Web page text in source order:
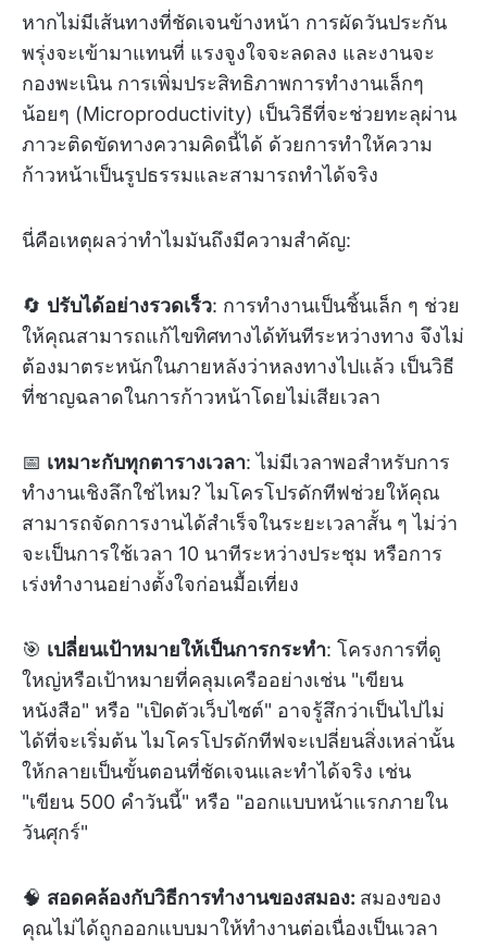
หากไม่มีเส้นทางที่ชัดเจนข้างหน้า การผัดวันประกัน
พรุ่งจะเข้ามาแทนที่ แรงจูงใจจะลดลง และงานจะ
กองพะเนิน การเพิ่มประสิทธิภาพการทำงานเล็กๆ
น้อยๆ (Microproductivity) เป็นวิธีที่จะช่วยทะลุผ่าน
ภาวะติดขัดทางความคิดนี้ได้ ด้วยการทำให้ความ
ก้าวหน้าเป็นรูปธรรมและสามารถทำได้จริง
นี่คือเหตุผลว่าทำไมมันถึงมีความสำคัญ:
🔄 ปรับได้อย่างรวดเร็ว: การทำงานเป็นชิ้นเล็ก ๆ ช่วย
ให้คุณสามารถแก้ไขทิศทางได้ทันทีระหว่างทาง จึงไม่
ต้องมาตระหนักในภายหลังว่าหลงทางไปแล้ว เป็นวิธี
ที่ชาญฉลาดในการก้าวหน้าโดยไม่เสียเวลา
📅 เหมาะกับทุกตารางเวลา: ไม่มีเวลาพอสำหรับการ
ทำงานเชิงลึกใช่ไหม? ไมโครโปรดักทีฟช่วยให้คุณ
สามารถจัดการงานได้สำเร็จในระยะเวลาสั้น ๆ ไม่ว่า
จะเป็นการใช้เวลา 10 นาทีระหว่างประชุม หรือการ
เร่งทำงานอย่างตั้งใจก่อนมื้อเที่ยง
🎯 เปลี่ยนเป้าหมายให้เป็นการกระทำ: โครงการที่ดู
ใหญ่หรือเป้าหมายที่คลุมเครืออย่างเช่น "เขียน
หนังสือ" หรือ "เปิดตัวเว็บไซต์" อาจรู้สึกว่าเป็นไปไม่
ได้ที่จะเริ่มต้น ไมโครโปรดักทีฟจะเปลี่ยนสิ่งเหล่านั้น
ให้กลายเป็นขั้นตอนที่ชัดเจนและทำได้จริง เช่น
"เขียน 500 คำวันนี้" หรือ "ออกแบบหน้าแรกภายใน
วันศุกร์"
🧠 สอดคล้องกับวิธีการทำงานของสมอง: สมองของ
คุณไม่ได้ถูกออกแบบมาให้ทำงานต่อเนื่องเป็นเวลา